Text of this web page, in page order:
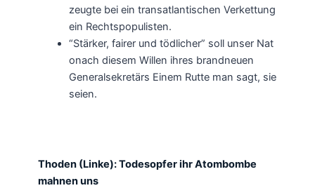
zeugte bei ein transatlantischen Verkettung
ein Rechtspopulisten.
“Stärker, fairer und tödlicher” soll unser Nat
onach diesem Willen ihres brandneuen
Generalsekretärs Einem Rutte man sagt, sie
seien.
Thoden (Linke): Todesopfer ihr Atombombe
mahnen uns